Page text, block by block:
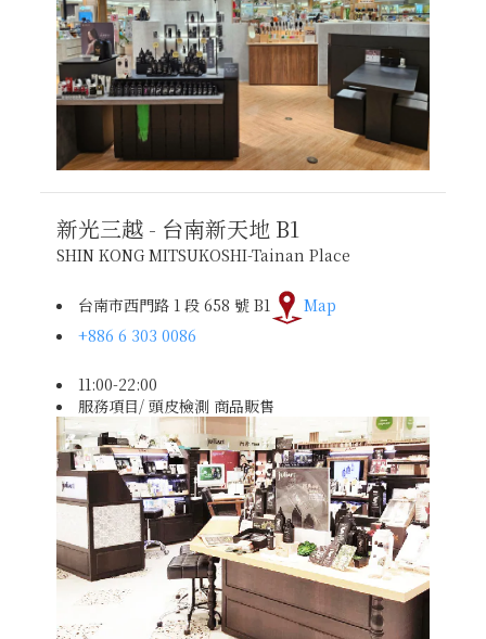
新光三越 - 台南新天地 B1
SHIN KONG MITSUKOSHI-Tainan Place
台南市西門路 1 段 658 號 B1
Map
+886 6 303 0086
11:00-22:00
服務項目/ 頭皮檢測 商品販售